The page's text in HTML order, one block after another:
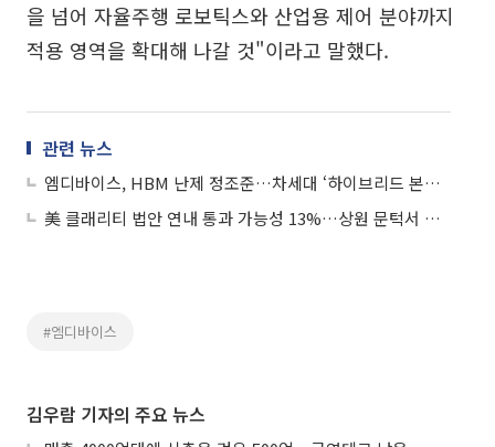
을 넘어 자율주행 로보틱스와 산업용 제어 분야까지
적용 영역을 확대해 나갈 것"이라고 말했다.
관련 뉴스
엠디바이스, HBM 난제 정조준…차세대 ‘하이브리드 본딩’ 특허 출원
美 클래리티 법안 연내 통과 가능성 13%…상원 문턱서 제동
#엠디바이스
김우람 기자의 주요 뉴스